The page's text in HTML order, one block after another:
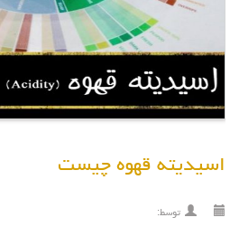
اسیدیته قهوه چیست
توسط: